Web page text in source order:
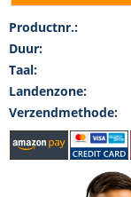
Productnr.:
Duur:
Taal:
Landenzone:
Verzendmethode: